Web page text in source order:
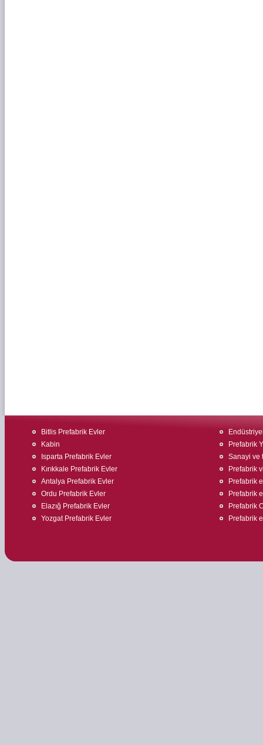
Bitlis Prefabrik Evler
Kabin
Isparta Prefabrik Evler
Kırıkkale Prefabrik Evler
Antalya Prefabrik Evler
Ordu Prefabrik Evler
Elazığ Prefabrik Evler
Yozgat Prefabrik Evler
Prefabrik
Sanayi ve
Prefabrik
Prefabrik
Prefabrik
Prefabrik
Prefabrik